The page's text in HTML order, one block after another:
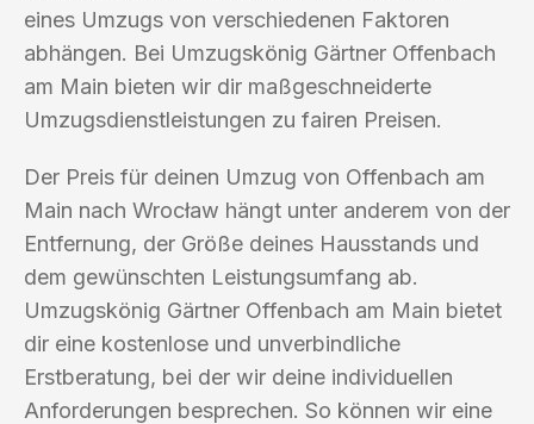
eines Umzugs von verschiedenen Faktoren
abhängen. Bei Umzugskönig Gärtner Offenbach
am Main bieten wir dir maßgeschneiderte
Umzugsdienstleistungen zu fairen Preisen.
Der Preis für deinen Umzug von Offenbach am
Main nach Wrocław hängt unter anderem von der
Entfernung, der Größe deines Hausstands und
dem gewünschten Leistungsumfang ab.
Umzugskönig Gärtner Offenbach am Main bietet
dir eine kostenlose und unverbindliche
Erstberatung, bei der wir deine individuellen
Anforderungen besprechen. So können wir eine